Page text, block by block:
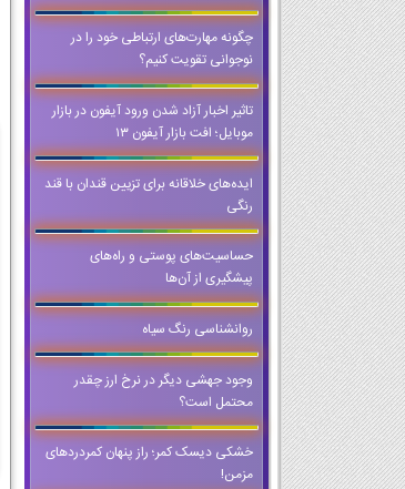
چگونه مهارت‌های ارتباطی خود را در
نوجوانی تقویت کنیم؟
تاثیر اخبار آزاد شدن ورود آیفون در بازار
موبایل؛ افت بازار آیفون ۱۳
ایده‌های خلاقانه برای تزیین قندان با قند
رنگی
حساسیت‌های پوستی و راه‌های
پیشگیری از آن‌ها
روانشناسی رنگ سیاه
وجود جهشی دیگر در نرخ ارز چقدر
محتمل است؟
خشکی دیسک کمر؛ راز پنهان کمردردهای
مزمن!